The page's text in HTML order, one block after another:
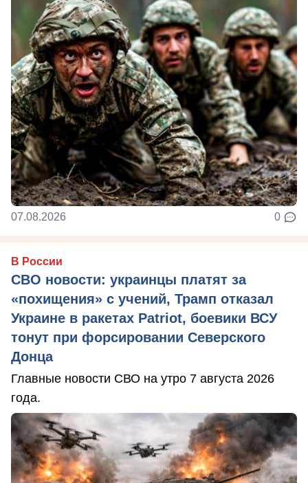
07.08.2026 0
В России
СВО новости: украинцы платят за
«похищения» с учений, Трамп отказал
Украине в ракетах Patriot, боевики ВСУ
тонут при форсировании Северского
Донца
Главные новости СВО на утро 7 августа 2026
года.